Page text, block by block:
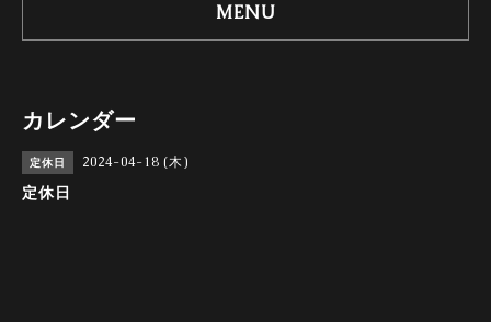
MENU
カレンダー
定休日 2024-04-18 (木)
定休日